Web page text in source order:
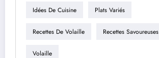
Idées De Cuisine Plats Variés
Recettes De Volaille Recettes Savoureuses
Volaille